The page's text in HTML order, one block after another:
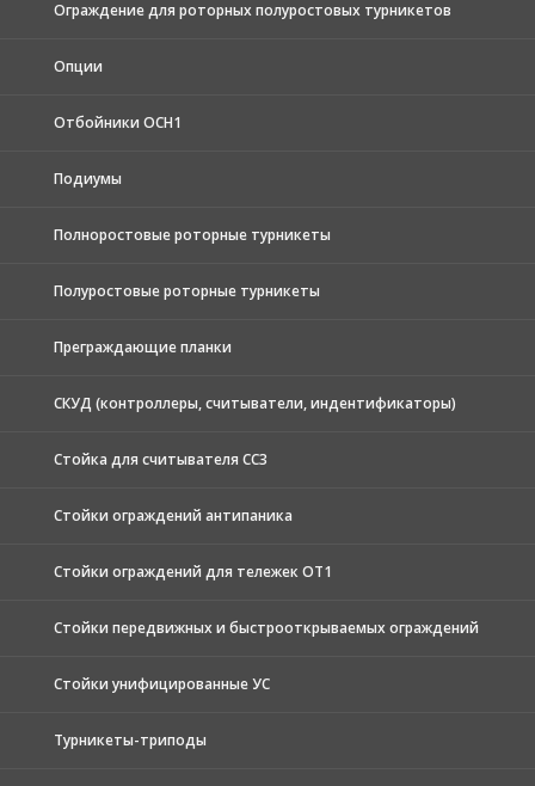
Ограждение для роторных полуростовых турникетов
Опции
Отбойники ОСН1
Подиумы
Полноростовые роторные турникеты
Полуростовые роторные турникеты
Преграждающие планки
СКУД (контроллеры, считыватели, индентификаторы)
Стойка для считывателя СС3
Стойки ограждений антипаника
Стойки ограждений для тележек ОТ1
Стойки передвижных и быстрооткрываемых ограждений
Стойки унифицированные УС
Турникеты-триподы